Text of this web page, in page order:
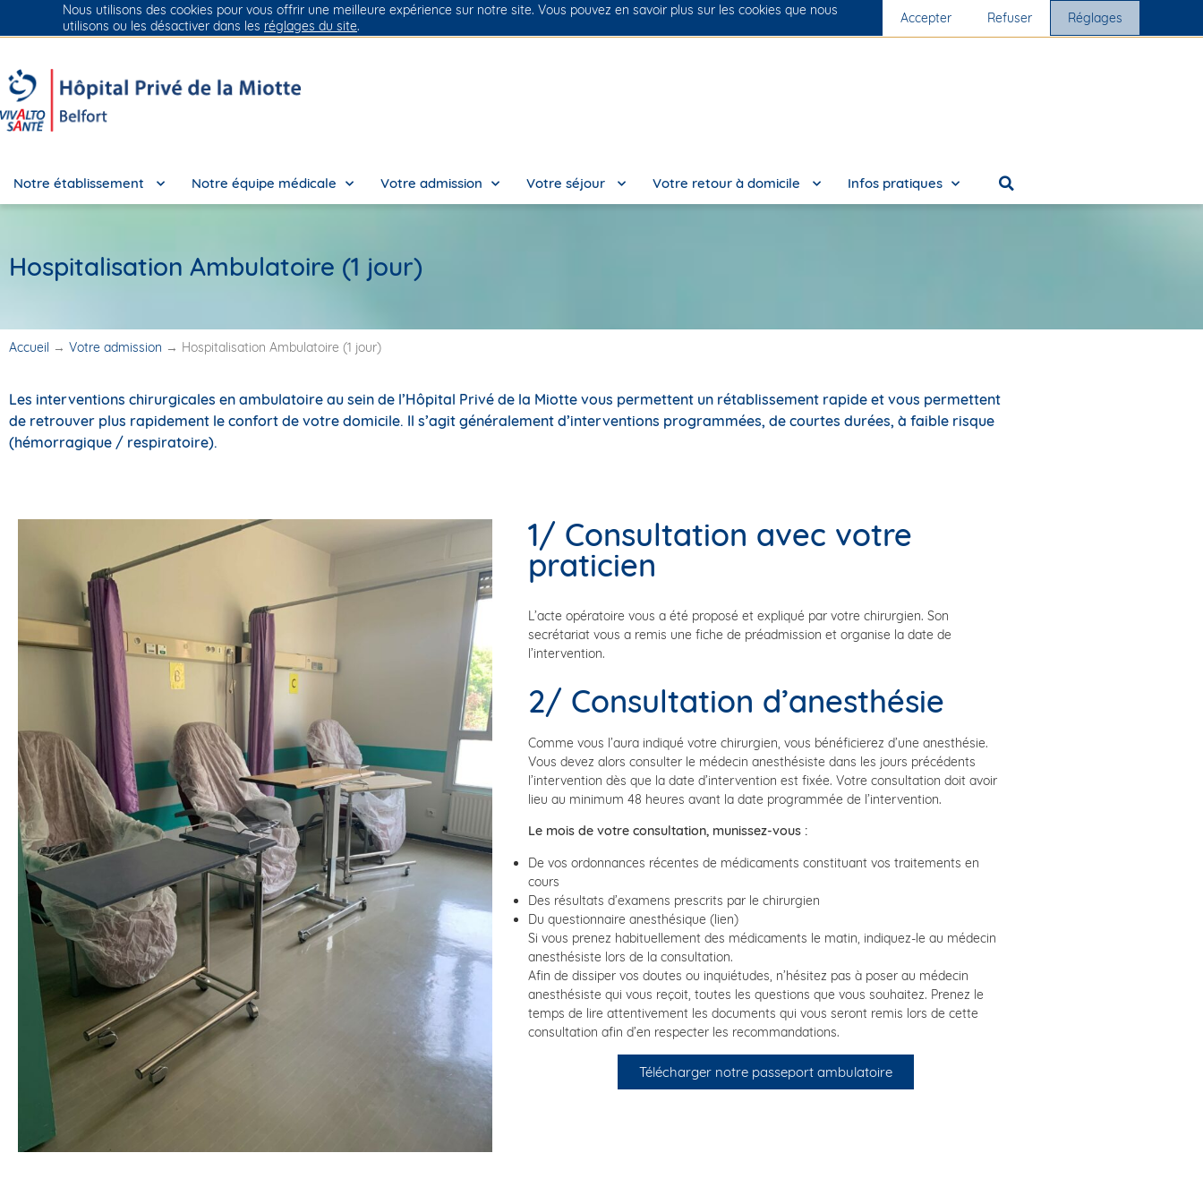
Groupe Vivalto Santé Entre nous, la vie Nos cliniques Nous rejoindre
Notre établissement Notre équipe médicale Votre admission Votre séjour Votre retour à domicile Infos pratiques
Hospitalisation Ambulatoire (1 jour)
Accueil → Votre admission → Hospitalisation Ambulatoire (1 jour)
Les interventions chirurgicales en ambulatoire au sein de l’Hôpital Privé de la Miotte vous permettent un rétablissement rapide et vous permettent
de retrouver plus rapidement le confort de votre domicile. Il s’agit généralement d’interventions programmées, de courtes durées, à faible risque
(hémorragique / respiratoire).
1/ Consultation avec votre
praticien
L’acte opératoire vous a été proposé et expliqué par votre chirurgien. Son
secrétariat vous a remis une fiche de préadmission et organise la date de
l’intervention.
2/ Consultation d’anesthésie
Comme vous l’aura indiqué votre chirurgien, vous bénéficierez d’une anesthésie.
Vous devez alors consulter le médecin anesthésiste dans les jours précédents
l’intervention dès que la date d’intervention est fixée. Votre consultation doit avoir
lieu au minimum 48 heures avant la date programmée de l’intervention.
Le mois de votre consultation, munissez-vous :
De vos ordonnances récentes de médicaments constituant vos traitements en
cours
Des résultats d’examens prescrits par le chirurgien
Du questionnaire anesthésique (lien)
Si vous prenez habituellement des médicaments le matin, indiquez-le au médecin
anesthésiste lors de la consultation.
Afin de dissiper vos doutes ou inquiétudes, n’hésitez pas à poser au médecin
anesthésiste qui vous reçoit, toutes les questions que vous souhaitez. Prenez le
temps de lire attentivement les documents qui vous seront remis lors de cette
consultation afin d’en respecter les recommandations.
Télécharger notre passeport ambulatoire
Nous utilisons des cookies pour vous offrir une meilleure expérience sur notre site. Vous pouvez en savoir plus sur les cookies que nous
utilisons ou les désactiver dans les réglages du site. Accepter Refuser Réglages